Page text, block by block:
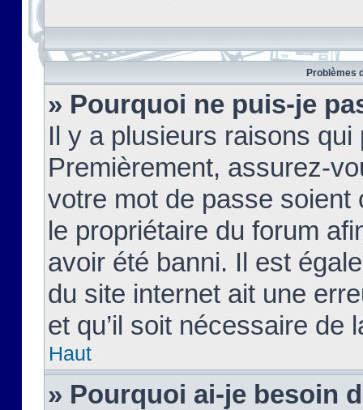
Problèmes
» Pourquoi ne puis-je
Il y a plusieurs raisons
Premièrement, assurez-
votre mot de passe soient
le propriétaire du forum
avoir été banni. Il est
du site internet ait une
et qu’il soit nécessaire de
Haut
» Pourquoi ai-je besoin